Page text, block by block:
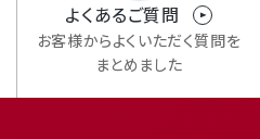
よくあるご質問
お客様からよくいただく質問を
まとめました